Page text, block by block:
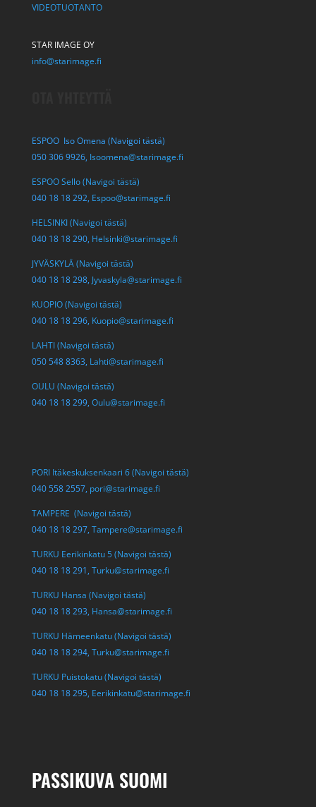
VIDEOTUOTANTO
STAR IMAGE OY
info@starimage.fi
ESPOO Iso Omena (Navigoi tästä)
050 306 9926, Isoomena@starimage.fi
ESPOO Sello (Navigoi tästä)
040 18 18 292, Espoo@starimage.fi
HELSINKI (Navigoi tästä)
040 18 18 290, Helsinki@starimage.fi
JYVÄSKYLÄ (Navigoi tästä)
040 18 18 298, Jyvaskyla@starimage.fi
KUOPIO (Navigoi tästä)
040 18 18 296, Kuopio@starimage.fi
LAHTI (Navigoi tästä)
050 548 8363, Lahti@starimage.fi
OULU (Navigoi tästä)
040 18 18 299, Oulu@starimage.fi
PORI Itäkeskuksenkaari 6 (Navigoi tästä)
040 558 2557, pori@starimage.fi
TAMPERE (Navigoi tästä)
040 18 18 297, Tampere@starimage.fi
TURKU Eerikinkatu 5 (Navigoi tästä)
040 18 18 291, Turku@starimage.fi
TURKU Hansa (Navigoi tästä)
040 18 18 293, Hansa@starimage.fi
TURKU Hämeenkatu (Navigoi tästä)
040 18 18 294, Turku@starimage.fi
TURKU Puistokatu (Navigoi tästä)
040 18 18 295, Eerikinkatu@starimage.fi
PASSIKUVA SUOMI